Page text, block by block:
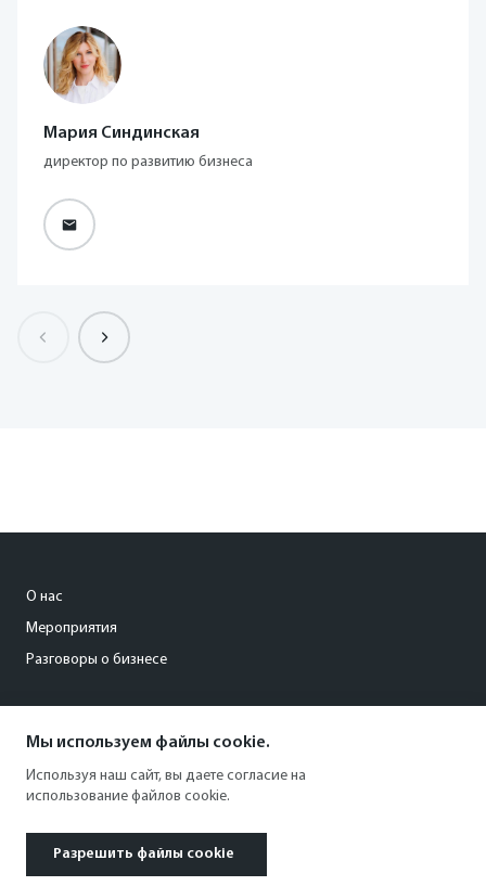
Мария Синдинская
директор по развитию бизнеса
О нас
Мероприятия
Разговоры о бизнесе
+7 (495) 797-69-70
Мы используем файлы cookie.
Используя наш сайт, вы даете согласие на
использование файлов cookie.
Разрешить файлы cookie